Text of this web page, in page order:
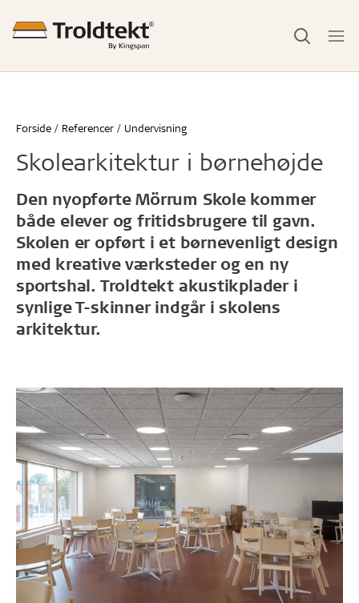
Forside Referencer Undervisning
Skolearkitektur i børnehøjde
Den nyopførte Mörrum Skole kommer
både elever og fritidsbrugere til gavn.
Skolen er opført i et børnevenligt design
med kreative værksteder og en ny
sportshal. Troldtekt akustikplader i
synlige T-skinner indgår i skolens
arkitektur.